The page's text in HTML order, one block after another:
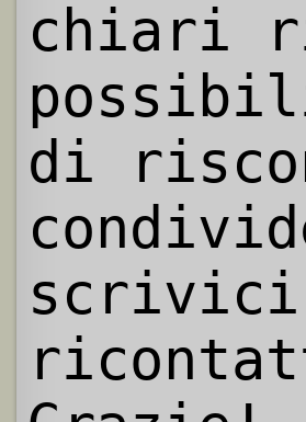
chiari
di